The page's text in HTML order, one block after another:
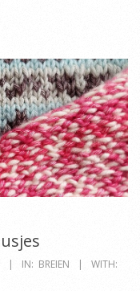
IN: BREIEN
WITH: